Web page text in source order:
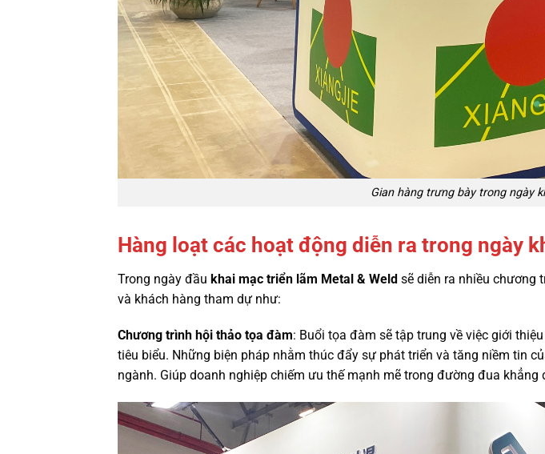
Gian hàng trưng bày trong ngày
Hàng loạt các hoạt động diễn ra trong ngày
Trong ngày đầu khai mạc triển lãm Metal & Weld sẽ diễn ra nhiều chương
và khách hàng tham dự như:
Chương trình hội thảo tọa đàm: Buổi tọa đàm sẽ tập trung về việc giới
tiêu biểu. Những biện pháp nhằm thúc đẩy sự phát triển và tăng niềm tin
ngành. Giúp doanh nghiệp chiếm ưu thế mạnh mẽ trong đường đua